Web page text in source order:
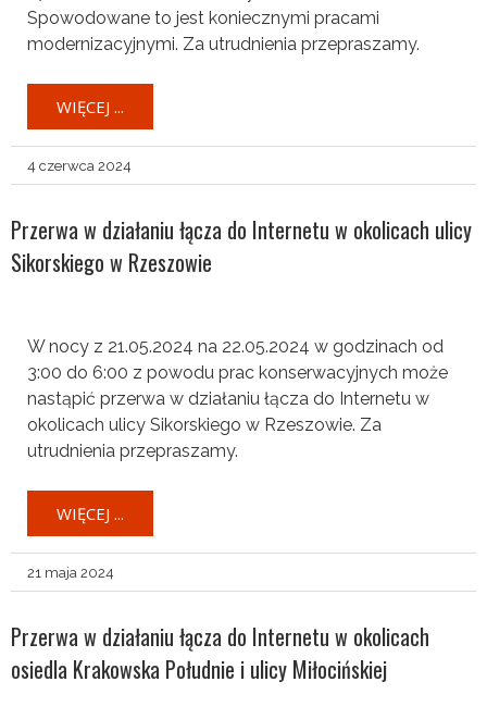
Spowodowane to jest koniecznymi pracami
modernizacyjnymi. Za utrudnienia przepraszamy.
WIĘCEJ ...
4 czerwca 2024
Przerwa w działaniu łącza do Internetu w okolicach ulicy
Sikorskiego w Rzeszowie
W nocy z 21.05.2024 na 22.05.2024 w godzinach od
3:00 do 6:00 z powodu prac konserwacyjnych może
nastąpić przerwa w działaniu łącza do Internetu w
okolicach ulicy Sikorskiego w Rzeszowie. Za
utrudnienia przepraszamy.
WIĘCEJ ...
21 maja 2024
Przerwa w działaniu łącza do Internetu w okolicach
osiedla Krakowska Południe i ulicy Miłocińskiej